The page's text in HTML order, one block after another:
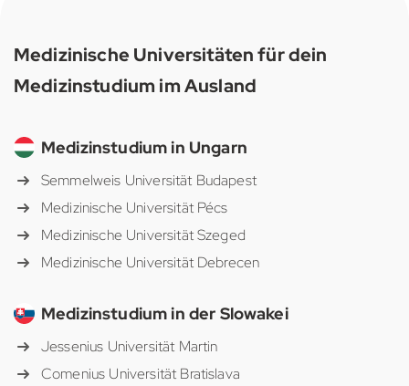
Medizinische Universitäten für dein
Medizinstudium im Ausland
Medizinstudium in Ungarn
Semmelweis Universität Budapest
Medizinische Universität Pécs
Medizinische Universität Szeged
Medizinische Universität Debrecen
Medizinstudium in der Slowakei
Jessenius Universität Martin
Comenius Universität Bratislava